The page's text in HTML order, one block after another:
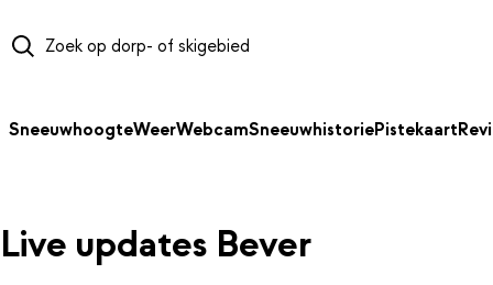
SneeuwhoogteWeerWebcamSneeuwhistoriePistekaart
Live updates Bever